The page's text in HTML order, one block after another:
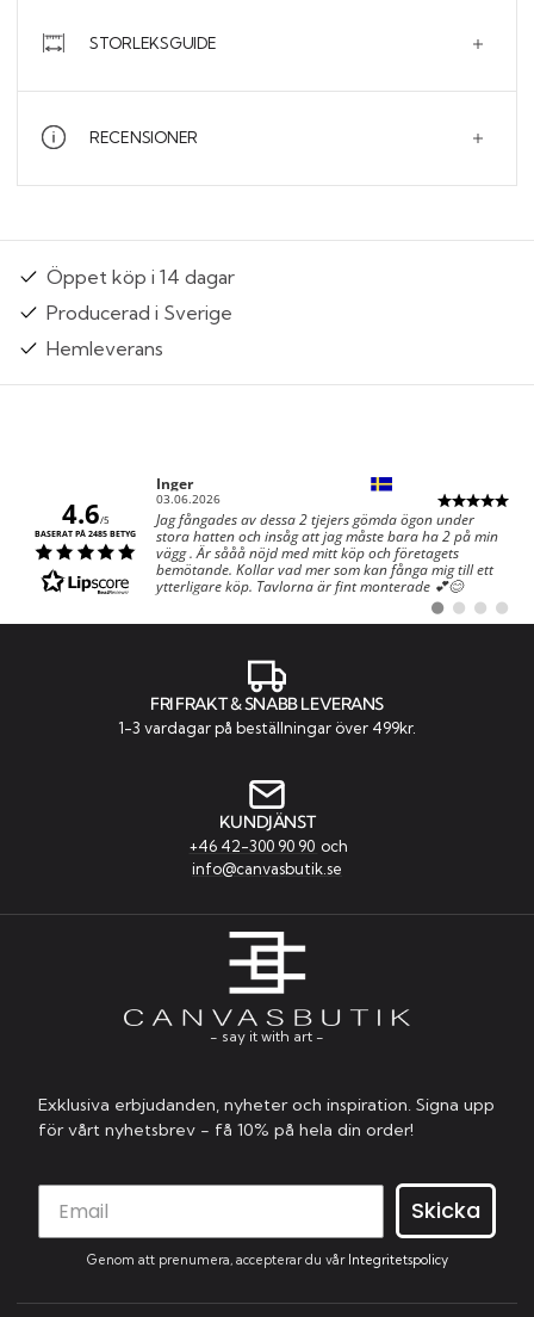
STORLEKSGUIDE
RECENSIONER
Öppet köp i 14 dagar
Producerad i Sverige
Hemleverans
4.6/5
BASERAT PÅ 2485 BETYG
Författare:
Inger
Datum:
03.06.2026
Text:
Jag fångades av dessa 2 tjejers gömda ögon under
stora hatten och insåg att jag måste bara ha 2 på min
vägg . Är sååå nöjd med mitt köp och företagets
bemötande. Kollar vad mer som kan fånga mig till ett
ytterligare köp. Tavlorna är fint monterade 💕😊
Byt
till
Byt
till
Byt
till
Byt
till
FRI FRAKT & SNABB LEVERANS
1-3 vardagar på beställningar över 499kr.
KUNDJÄNST
+46 42-300 90 90 och
info@canvasbutik.se
- say it with art -
Exklusiva erbjudanden, nyheter och inspiration. Signa upp
för vårt nyhetsbrev - få 10% på hela din order!
Skicka
Genom att prenumera, accepterar du vår Integritetspolicy